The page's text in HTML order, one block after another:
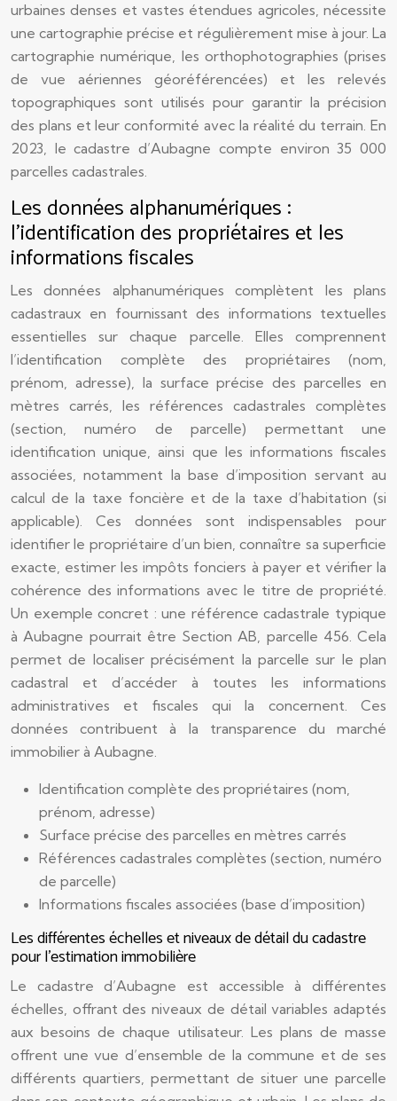
urbaines denses et vastes étendues agricoles, nécessite
une cartographie précise et régulièrement mise à jour. La
cartographie numérique, les orthophotographies (prises
de vue aériennes géoréférencées) et les relevés
topographiques sont utilisés pour garantir la précision
des plans et leur conformité avec la réalité du terrain. En
2023, le cadastre d’Aubagne compte environ 35 000
parcelles cadastrales.
Les données alphanumériques :
l’identification des propriétaires et les
informations fiscales
Les données alphanumériques complètent les plans
cadastraux en fournissant des informations textuelles
essentielles sur chaque parcelle. Elles comprennent
l’identification complète des propriétaires (nom,
prénom, adresse), la surface précise des parcelles en
mètres carrés, les références cadastrales complètes
(section, numéro de parcelle) permettant une
identification unique, ainsi que les informations fiscales
associées, notamment la base d’imposition servant au
calcul de la taxe foncière et de la taxe d’habitation (si
applicable). Ces données sont indispensables pour
identifier le propriétaire d’un bien, connaître sa superficie
exacte, estimer les impôts fonciers à payer et vérifier la
cohérence des informations avec le titre de propriété.
Un exemple concret : une référence cadastrale typique
à Aubagne pourrait être Section AB, parcelle 456. Cela
permet de localiser précisément la parcelle sur le plan
cadastral et d’accéder à toutes les informations
administratives et fiscales qui la concernent. Ces
données contribuent à la transparence du marché
immobilier à Aubagne.
Identification complète des propriétaires (nom,
prénom, adresse)
Surface précise des parcelles en mètres carrés
Références cadastrales complètes (section, numéro
de parcelle)
Informations fiscales associées (base d’imposition)
Les différentes échelles et niveaux de détail du cadastre
pour l’estimation immobilière
Le cadastre d’Aubagne est accessible à différentes
échelles, offrant des niveaux de détail variables adaptés
aux besoins de chaque utilisateur. Les plans de masse
offrent une vue d’ensemble de la commune et de ses
différents quartiers, permettant de situer une parcelle